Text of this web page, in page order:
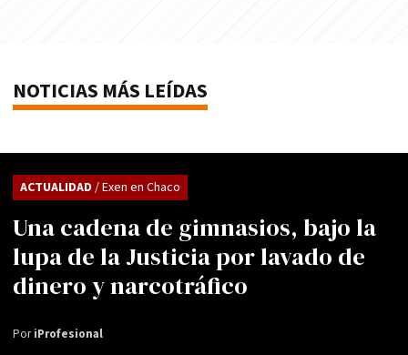
NOTICIAS MÁS LEÍDAS
Una cadena de gimnasios, bajo la
lupa de la Justicia por lavado de
dinero y narcotráfico
ACTUALIDAD / Exen en Chaco
PoriProfesional